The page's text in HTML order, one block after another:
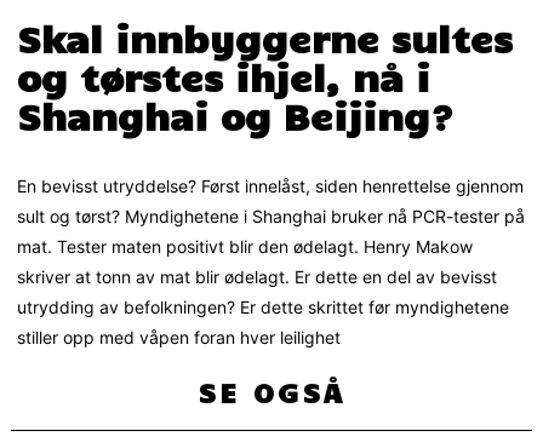
Skal innbyggerne sultes
og tørstes ihjel, nå i
Shanghai og Beijing?
En bevisst utryddelse? Først innelåst, siden henrettelse gjennom
sult og tørst? Myndighetene i Shanghai bruker nå PCR-tester på
mat. Tester maten positivt blir den ødelagt. Henry Makow
skriver at tonn av mat blir ødelagt. Er dette en del av bevisst
utrydding av befolkningen? Er dette skrittet før myndighetene
stiller opp med våpen foran hver leilighet
SE OGSÅ